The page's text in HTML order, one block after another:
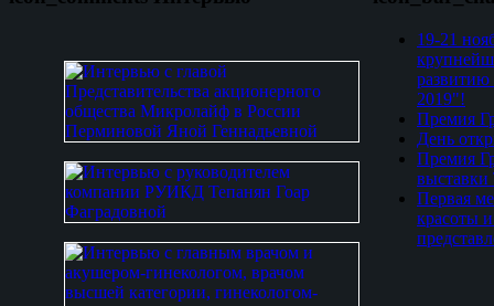
19-21
развитию
2019"!
Премия
День
Премия
Первая
красоты